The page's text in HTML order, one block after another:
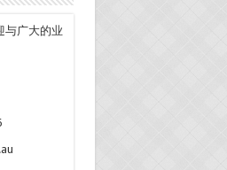
与广大的业